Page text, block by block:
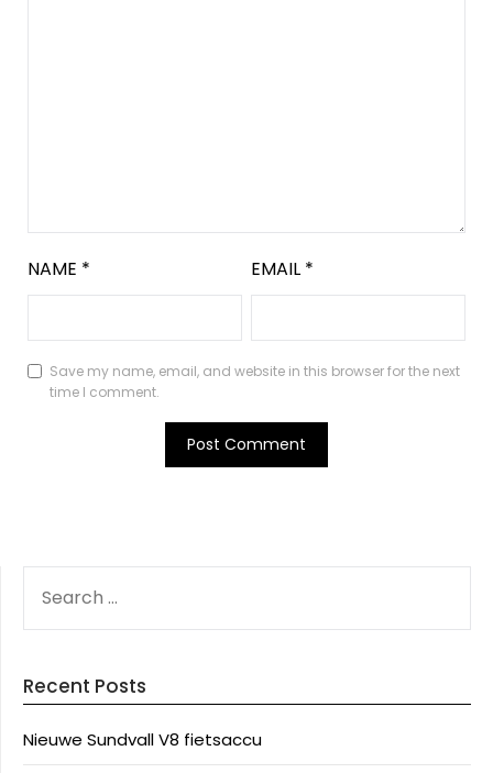
NAME * EMAIL *
Save my name, email, and website in this browser for the next
time I comment.
FOR:
Recent Posts
Nieuwe Sundvall V8 fietsaccu